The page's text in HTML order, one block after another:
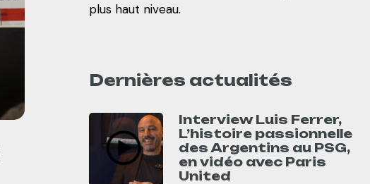
plus haut niveau.
Dernières actualités
Interview Luis Ferrer,
L’histoire passionnelle
des Argentins au PSG,
en vidéo avec Paris
United